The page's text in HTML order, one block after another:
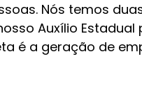
Nós temos
Auxílio
é a geração de